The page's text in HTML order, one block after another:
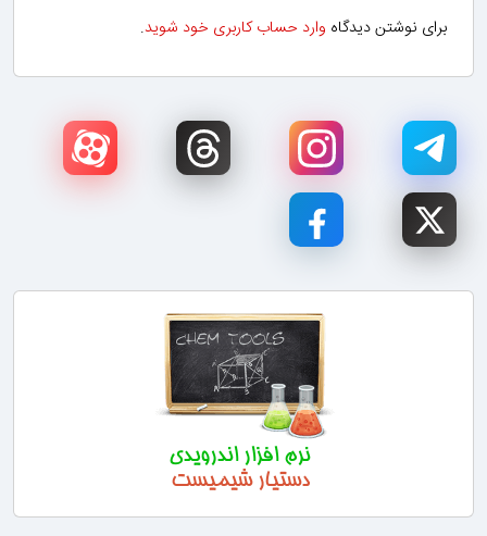
برای نوشتن دیدگاه وارد حساب کاربری خود شوید.